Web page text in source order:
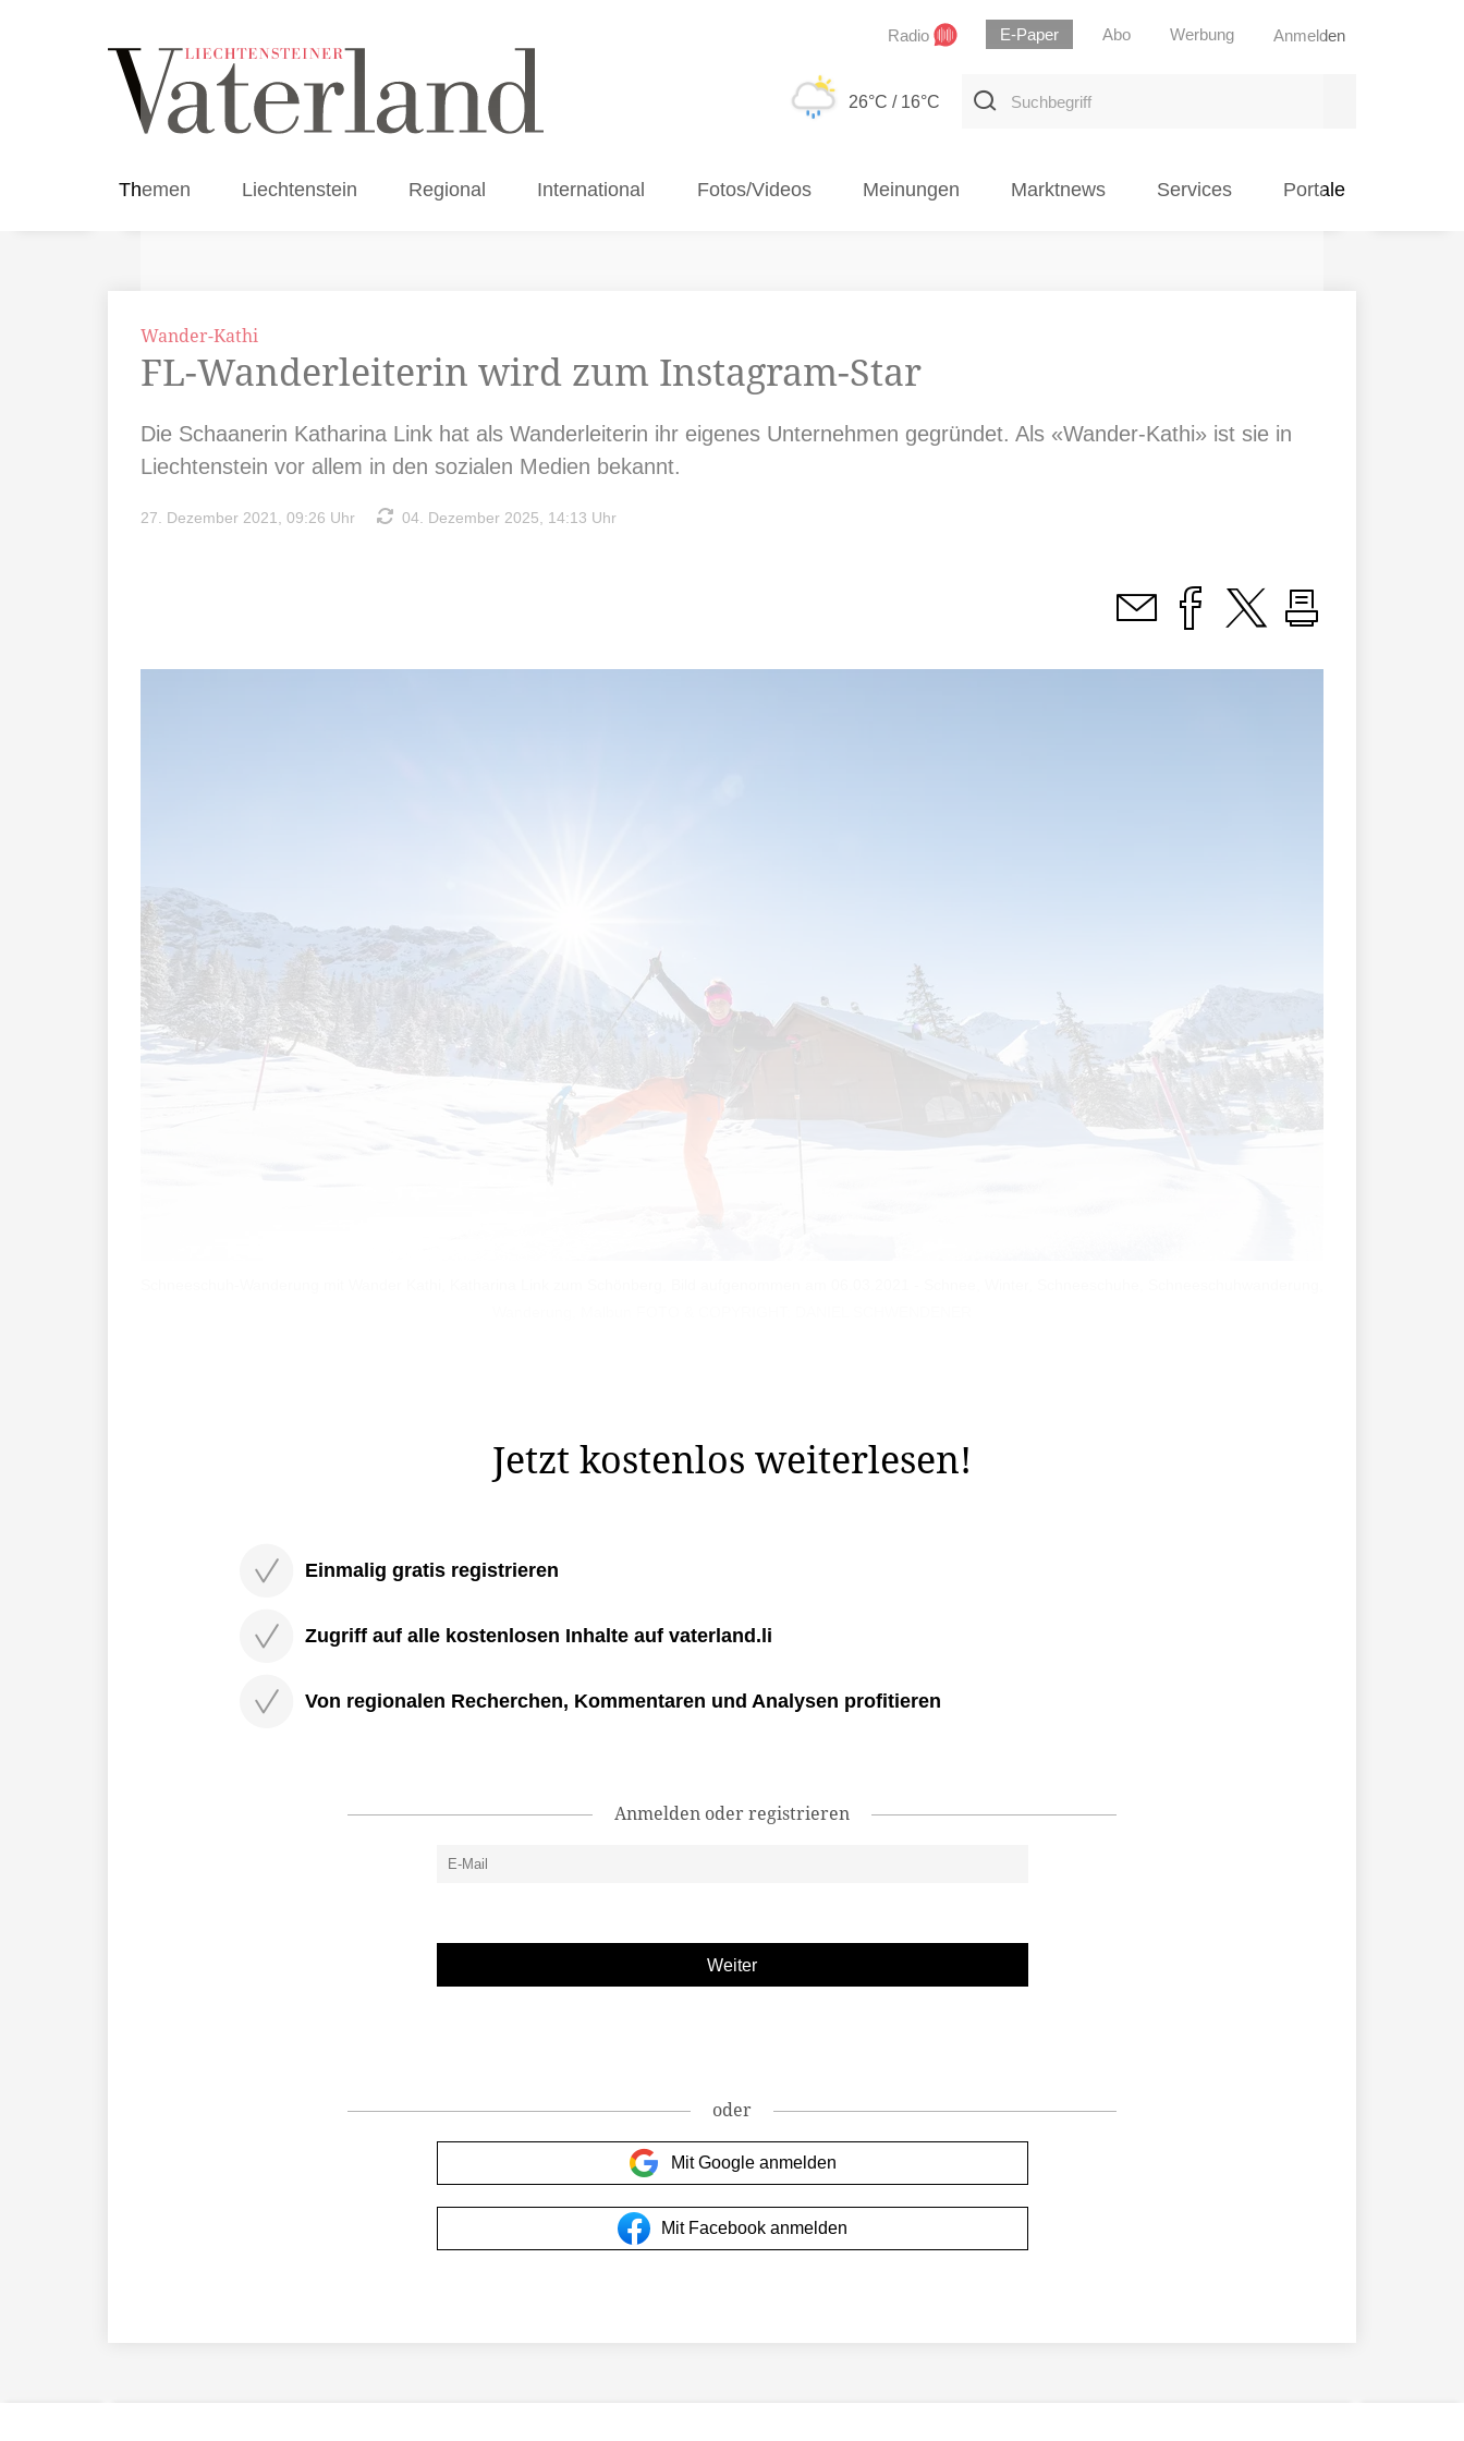
Radio E-Paper Abo Werbung Anmelden
26°C / 16°C
Suchbegriff
Themen Liechtenstein Regional International Fotos/Videos Meinungen Marktnews Services Portale
Wander-Kathi
FL-Wanderleiterin wird zum Instagram-Star
Die Schaanerin Katharina Link hat als Wanderleiterin ihr eigenes Unternehmen gegründet. Als «Wander-Kathi» ist sie in
Liechtenstein vor allem in den sozialen Medien bekannt.
27. Dezember 2021, 09:26 Uhr 04. Dezember 2025, 14:13 Uhr
Jetzt kostenlos weiterlesen!
Einmalig gratis registrieren
Zugriff auf alle kostenlosen Inhalte auf vaterland.li
Von regionalen Recherchen, Kommentaren und Analysen profitieren
Anmelden oder registrieren
oder
Mit Google anmelden
Mit Facebook anmelden